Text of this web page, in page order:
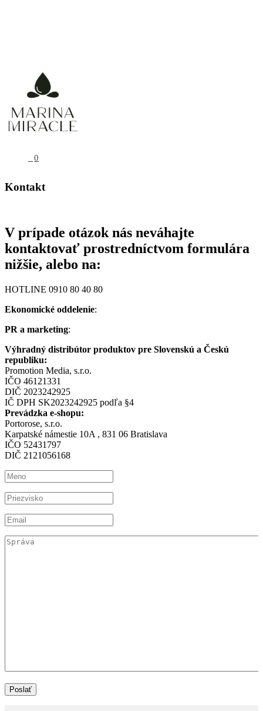
0
Kontakt
V prípade otázok nás neváhajte
kontaktovať prostredníctvom formulára
nižšie, alebo na:
HOTLINE 0910 80 40 80
Ekonomické oddelenie:
PR a marketing:
Výhradný distribútor produktov pre Slovenskú a Českú
republiku:
Promotion Media, s.r.o.
IČO 46121331
DIČ 2023242925
IČ DPH SK2023242925 podľa §4
Prevádzka e-shopu:
Portorose, s.r.o.
Karpatské námestie 10A , 831 06 Bratislava
IČO 52431797
DIČ 2121056168